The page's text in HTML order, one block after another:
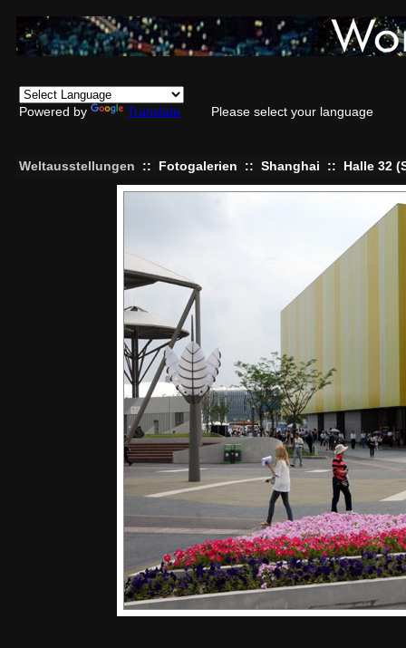
Powered by Translate Please select your language
Weltausstellungen :: Fotogalerien :: Shanghai :: Halle 32